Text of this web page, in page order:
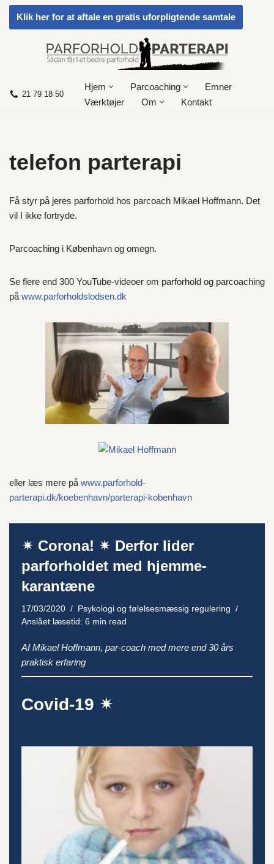
Spring
Klik her for at aftale en gratis uforpligtende samtale
21 79 18 50
Hjem Parcoaching
Emner
Værktøjer
Om Kontakt
telefon parterapi
Få styr på jeres parforhold hos parcoach Mikael Hoffmann. Det
vil I ikke fortryde.
Parcoaching i København og omegn.
Se flere end 300 YouTube-videoer om parforhold og parcoaching
på www.parforholdslodsen.dk
eller læs mere på www.parforhold-
parterapi.dk/koebenhavn/parterapi-kobenhavn
✴ Corona! ✴ Derfor lider
parforholdet med hjemme-
karantæne
17/03/2020
Psykologi og følelsesmæssig regulering
Anslået læsetid: 6 min read
Af Mikael Hoffmann, par-coach med mere end 30 års
praktisk erfaring
Covid-19 ✴